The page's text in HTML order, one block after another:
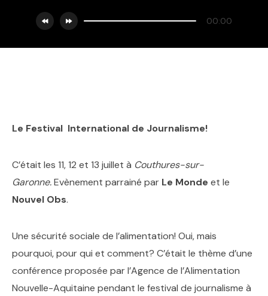
00:00
Le Festival International de Journalisme!
C’était les 11, 12 et 13 juillet à Couthures-sur-
Garonne.Evènement parrainé par Le Monde et le
Nouvel Obs.
Une sécurité sociale de l’alimentation! Oui, mais
pourquoi, pour qui et comment? C’était le thème d’une
conférence proposée par l’Agence de l’Alimentation
Nouvelle-Aquitaine pendant le festival de journalisme à